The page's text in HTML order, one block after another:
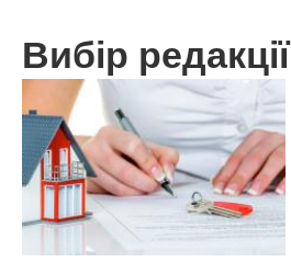
Вибір редакції